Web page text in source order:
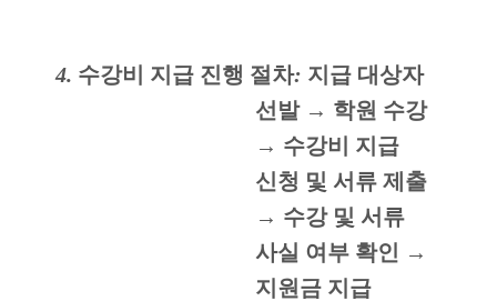
4. 수강비 지급 진행 절차: 지급 대상자
선발 → 학원 수강
→ 수강비 지급
신청 및 서류 제출
→ 수강 및 서류
사실 여부 확인 →
지원금 지급